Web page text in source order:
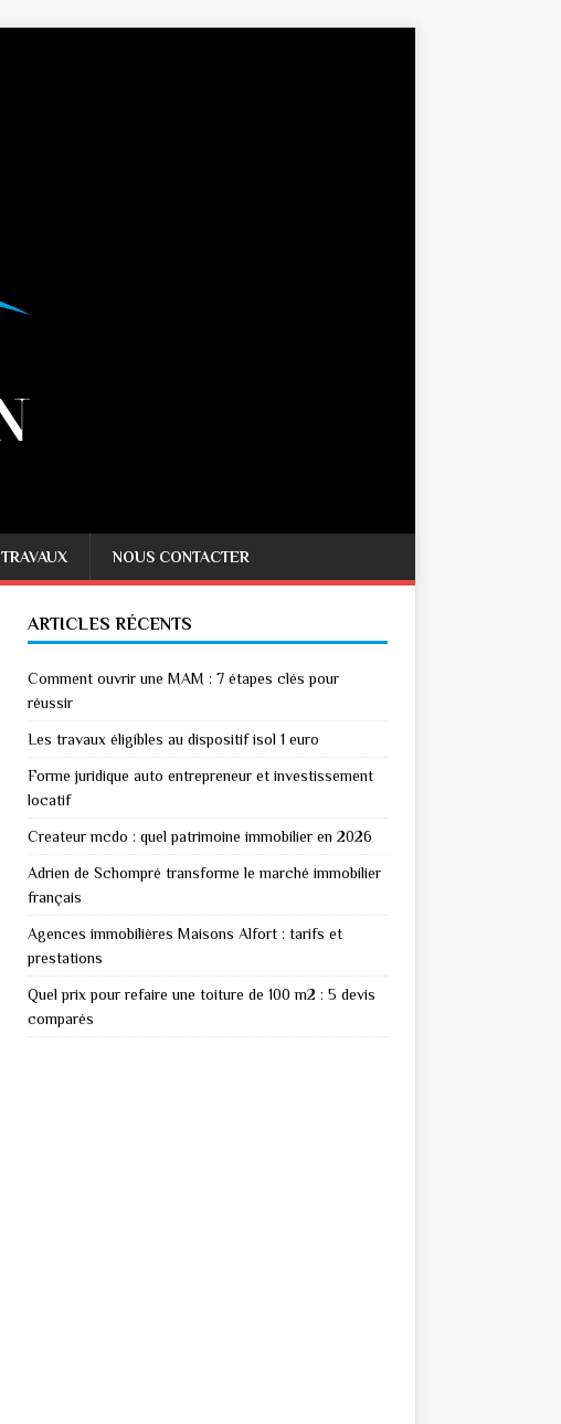
TRAVAUX NOUS CONTACTER
ARTICLES RÉCENTS
Comment ouvrir une MAM : 7 étapes clés pour
réussir
Les travaux éligibles au dispositif isol 1 euro
Forme juridique auto entrepreneur et investissement
locatif
Createur mcdo : quel patrimoine immobilier en 2026
Adrien de Schompré transforme le marché immobilier
français
Agences immobilières Maisons Alfort : tarifs et
prestations
Quel prix pour refaire une toiture de 100 m2 : 5 devis
comparés